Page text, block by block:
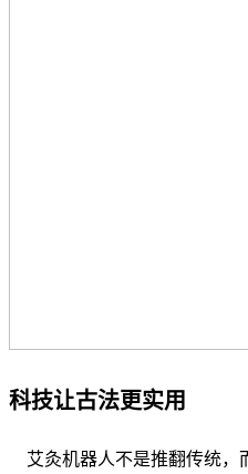
科技让古法更实用
艾灸机器人不是推翻传统，